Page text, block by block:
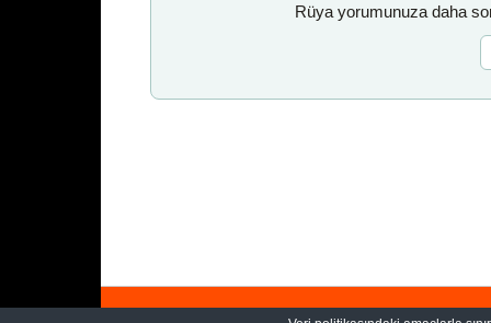
Rüya yorumunuza daha